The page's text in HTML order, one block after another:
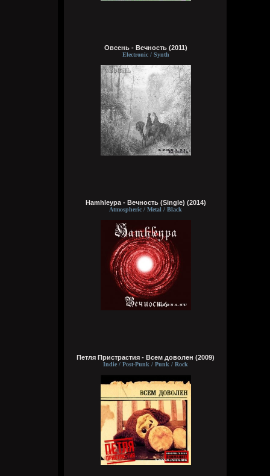
typical crabs
ну пародия на типа батл типа шока и
типа Мирона. абба знает толк в этих
делах. панки просто бомбы
Кукуня
6 августа 2026
Цитата: Wirtuozik
ещё и вместо мозга вставили мощный
ты хотел сказать в место, где должен
Wirtuozik
6 августа 2026
А если бы мне ещё и вместо мозга
вставили мощный компьют, то ч бы еще и
мозг что-то типа ии из гугла ловил с
ответами на любые поставленные мной
вопросы
Wirtuozik
6 августа 2026
А я чужой земля смотрю. Хочу чтобы мой
разум тоже жил в теле робота. Похер на
эмоции, чувства, на их отсутствие, на то
Овсень - Вечность (2011)
Electronic / Synth
Hamhleypa - Вечность (Single) (2014)
Atmospheric / Metal / Black
Петля Пристрастия - Всем доволен (2009)
Indie / Post-Punk / Punk / Rock